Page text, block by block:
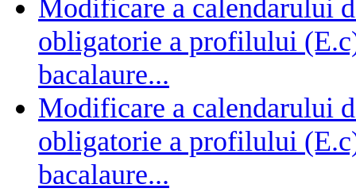
Modificare a calendarului
obligatorie a profilului
bacalaure...
Modificare a calendarului
obligatorie a profilului
bacalaure...